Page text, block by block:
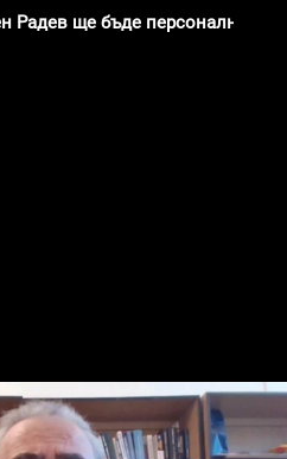
ще бъде персонално